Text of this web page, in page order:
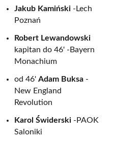
Jakub Kamiński -Lech
Poznań
Robert Lewandowski
kapitan do 46' -Bayern
Monachium
od 46' Adam Buksa -
New England
Revolution
Karol Świderski -PAOK
Saloniki